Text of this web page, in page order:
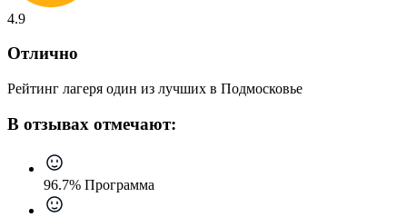
4.9
Отлично
Рейтинг лагеря один из лучших в Подмосковье
В отзывах отмечают:
96.7% Программа